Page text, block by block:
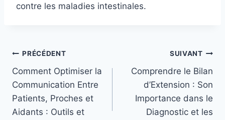
contre les maladies intestinales.
Navigation
de
l’article
PRÉCÉDENT
Comment Optimiser la
Communication Entre
Patients, Proches et
Aidants : Outils et
SUIVANT
Comprendre le Bilan
d’Extension : Son
Importance dans le
Diagnostic et les